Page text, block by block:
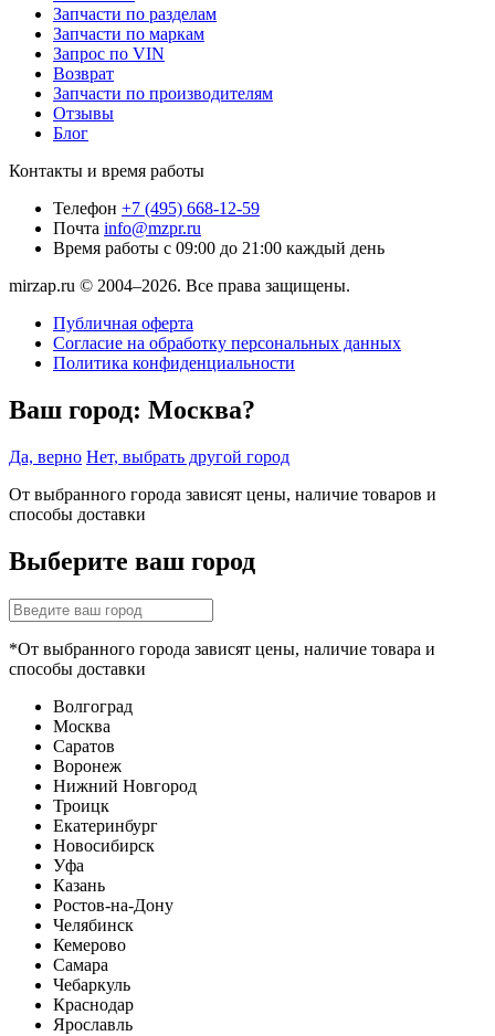
Запчасти по разделам
Запчасти по маркам
Запрос по VIN
Возврат
Запчасти по производителям
Отзывы
Блог
Контакты и время работы
Телефон +7 (495) 668-12-59
Почта info@mzpr.ru
Время работы с 09:00 до 21:00 каждый день
mirzap.ru © 2004–2026. Все права защищены.
Публичная оферта
Согласие на обработку персональных данных
Политика конфиденциальности
Ваш город: Москва?
Да, верно Нет, выбрать другой город
От выбранного города зависят цены, наличие товаров и
способы доставки
Выберите ваш город
*От выбранного города зависят цены, наличие товара и
способы доставки
Волгоград
Москва
Саратов
Воронеж
Нижний Новгород
Троицк
Екатеринбург
Новосибирск
Уфа
Казань
Ростов-на-Дону
Челябинск
Кемерово
Самара
Чебаркуль
Краснодар
Ярославль